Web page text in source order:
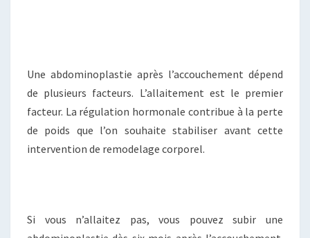
Une abdominoplastie après l’accouchement dépend
de plusieurs facteurs. L’allaitement est le premier
facteur. La régulation hormonale contribue à la perte
de poids que l’on souhaite stabiliser avant cette
intervention de remodelage corporel.
Si vous n’allaitez pas, vous pouvez subir une